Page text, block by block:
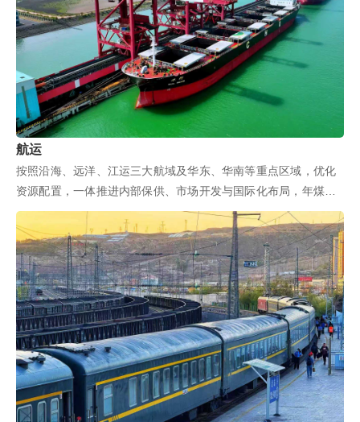
航运
按照沿海、远洋、江运三大航域及华东、华南等重点区域，优化
资源配置，一体推进内部保供、市场开发与国际化布局，年煤炭
运输量超2.7亿吨，位居国内沿海...